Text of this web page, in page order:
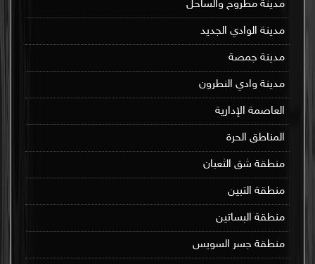
مدينة مطروح والساحل
مدينة الوادي الجديد
مدينة جمصة
مدينة وادي النطرون
العاصمة الإدارية
المناطق الحرة
منطقة شق الثعبان
منطقة التبين
منطقة البساتين
منطقة جسر السويس